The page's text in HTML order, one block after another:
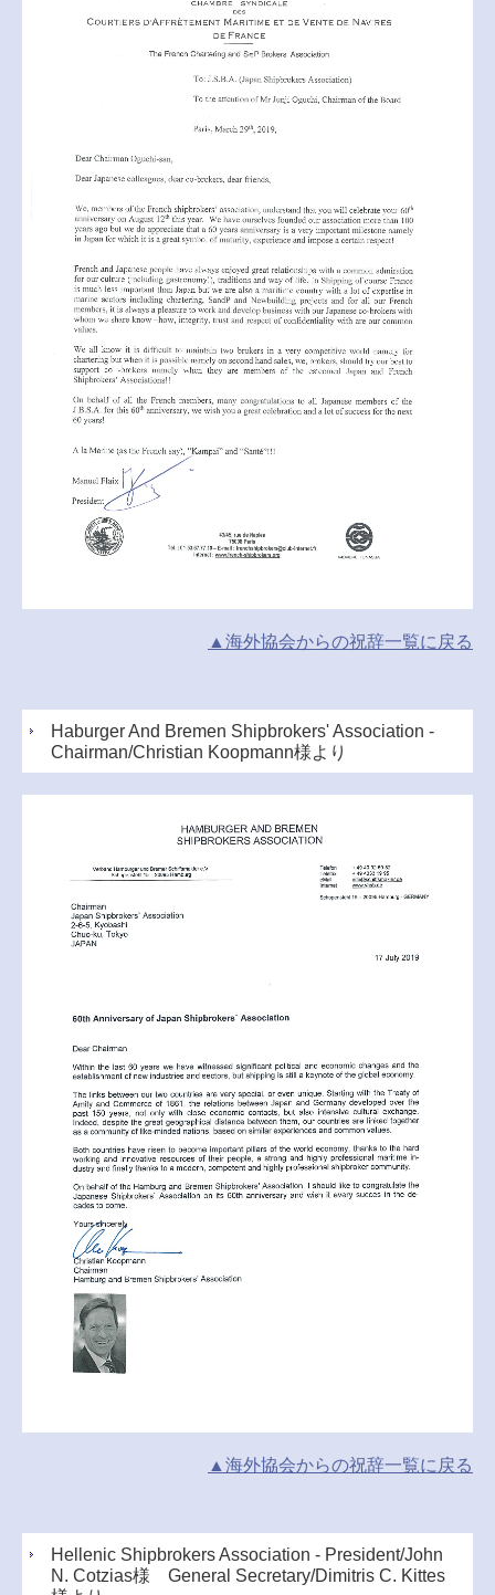
▲海外協会からの祝辞一覧に戻る
Haburger And Bremen Shipbrokers' Association -
Chairman/Christian Koopmann様より
▲海外協会からの祝辞一覧に戻る
Hellenic Shipbrokers Association - President/John
N. Cotzias様 General Secretary/Dimitris C. Kittes